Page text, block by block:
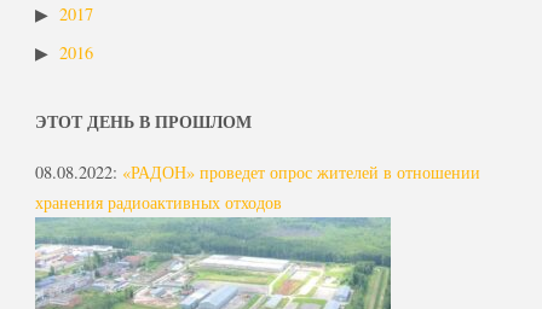
2017
2016
ЭТОТ ДЕНЬ В ПРОШЛОМ
08.08.2022: «РАДОН» проведет опрос жителей в отношении
хранения радиоактивных отходов